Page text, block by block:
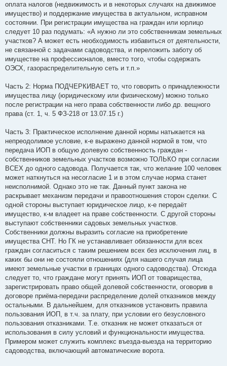
оплата налогов (недвижимость и в некоторых случаях на движимое
имущество) и поддержание имущества в актуальном, исправном
состоянии. При регистрации имущества на граждан или юрлицо
следует 10 раз подумать: «А нужно ли это собственникам земельных
участков? А может есть необходимость избавиться от деятельности,
не связанной с задачами садоводства, и переложить заботу об
имуществе на профессионалов, вместо того, чтобы содержать
ОЭСХ, газораспределительную сеть и т.п.»
Часть 2: Норма ПОДЧЕРКИВАЕТ то, что говорить о принадлежности
имущества лицу (юридическому или физическому) можно только
после регистрации на него права собственности либо др. вещного
права (ст. 1, ч. 5 ФЗ-218 от 13.07.15 г.)
Часть 3: Практическое исполнение данной нормы натыкается на
непреодолимое условие, к-е выражено данной нормой в том, что
передача ИОП в общую долевую собственность граждан -
собственников земельных участков возможно ТОЛЬКО при согласии
ВСЕХ до одного садовода. Получается так, что желание 100 человек
может наткнуться на несогласие 1 и в этом случае норма станет
неисполнимой. Однако это не так. Данный пункт закона не
раскрывает механизм передачи и правоотношения сторон сделки. С
одной стороны выступает юридическое лицо, к-е передаёт
имущество, к-м владеет на праве собственности. С другой стороны
выступают собственники садовых земельных участков.
Собственники должны выразить согласие на приобретение
имущества СНТ. Но ГК не устанавливает обязанности для всех
граждан согласиться с таким решением всех без исключения лиц, в
каких бы они не состояли отношениях (для нашего случая лица
имеют земельные участки в границах одного садоводства). Отсюда
следует то, что граждане могут принять ИОП от товарищества,
зарегистрировать право общей долевой собственности, оговорив в
договоре приёма-передачи распределение долей отказников между
остальными. В дальнейшем, для отказников установить правила
пользования ИОП, в т.ч. за плату, при условии его безусловного
пользования отказниками. Т.е. отказник не может отказаться от
использования в силу условий и функциональности имущества.
Примером может служить комплекс въезда-выезда на территорию
садоводства, включающий автоматические ворота.